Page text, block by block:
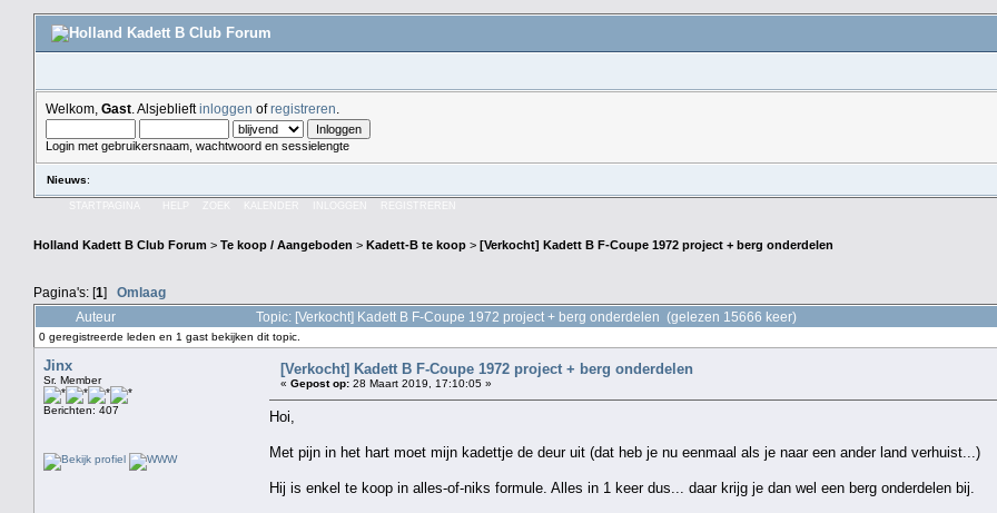
Welkom, Gast . Alsjeblieftinloggen ofregistreren
Login met gebruikersnaam, wachtwoord en sessielengte
Nieuws:
ZOEK
Holland Kadett B Club Forum > Te koop / Aangeboden > Kadett-B te koop > [Verkocht] Kadett B F-Coupe 1972 project + berg onderdelen
Pagina's: [1] Omlaag
Auteur Topic: [Verkocht] Kadett B F-Coupe 1972 project + berg onderdelen (gelezen 15666 keer)
0 geregistreerde leden en 1 gast bekijken dit topic.
Jinx
Sr. Member
Berichten: 407
[Verkocht] Kadett B F-Coupe 1972 project + berg onderdelen
« Gepost op: 28 Maart 2019, 17:10:05 »
Hoi,
Met pijn in het hart moet mijn kadettje de deur uit (dat heb je nu eenmaal als je naar een ander land verhuist...)
Hij is enkel te koop in alles-of-niks formule. Alles in 1 keer dus... daar krijg je dan wel een berg onderdelen bij.